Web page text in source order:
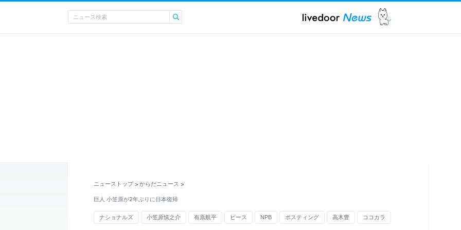
ニューストップ > からだニュース >
巨人 小笠原が2年ぶりに日本復帰
ナショナルズ 小笠原慎之介 有原航平 ピース NPB ポスティング 高木豊 ココカラ